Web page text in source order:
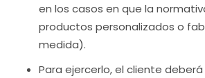
en los casos en que la
productos personalizados o
medida).
Para ejercerlo, el cliente